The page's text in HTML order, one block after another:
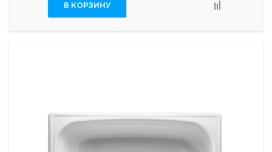
В КОРЗИНУ